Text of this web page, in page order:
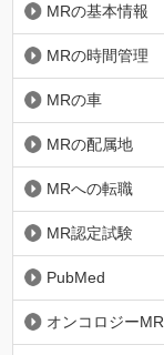
MRの基本情報
MRの時間管理
MRの車
MRの配属地
MRへの転職
MR認定試験
PubMed
オンコロジーMR